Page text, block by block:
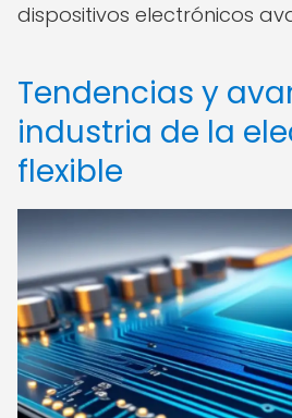
dispositivos electrónicos
Tendencias y
industria de la
flexible